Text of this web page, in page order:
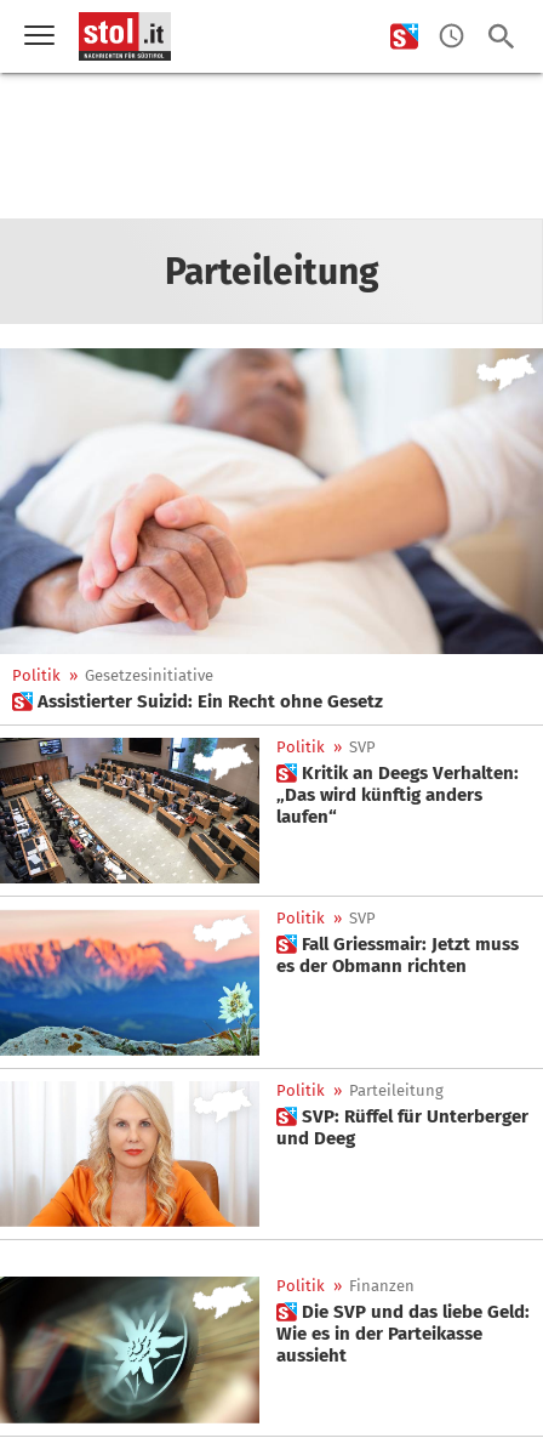
Parteileitung
Politik » Gesetzesinitiative
 Assistierter Suizid: Ein Recht ohne Gesetz
Politik » SVP
 Kritik an Deegs Verhalten:
„Das wird künftig anders
laufen“
Politik » SVP
 Fall Griessmair: Jetzt muss
es der Obmann richten
Politik » Parteileitung
 SVP: Rüffel für Unterberger
und Deeg
Politik » Finanzen
 Die SVP und das liebe Geld:
Wie es in der Parteikasse
aussieht